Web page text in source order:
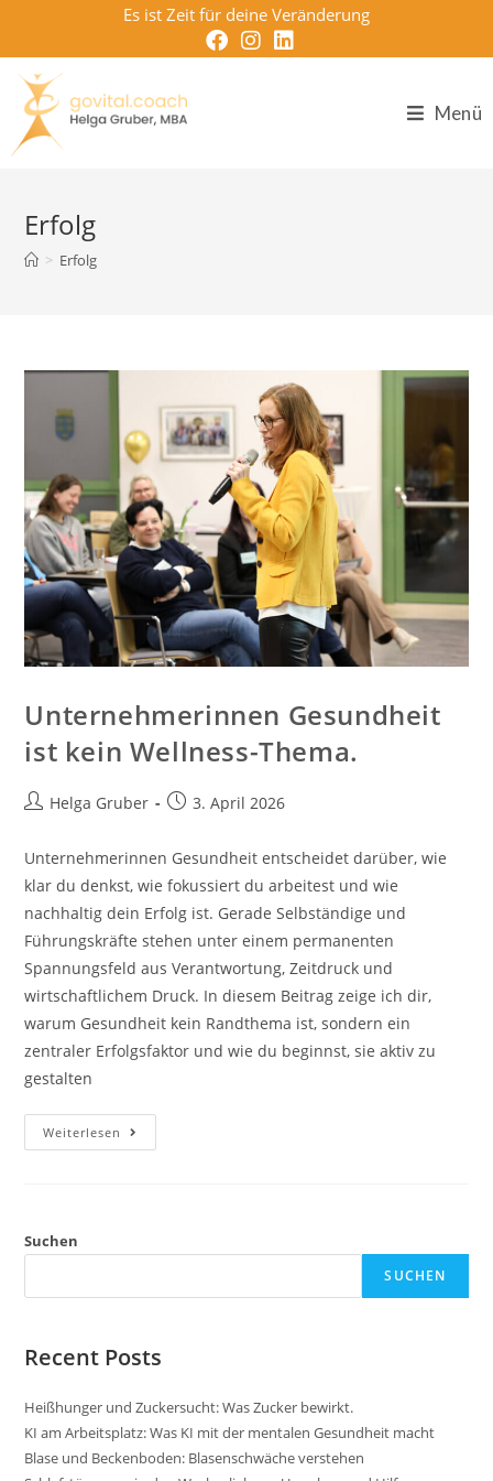
springen
Es ist Zeit für deine Veränderung
Menü
Erfolg
> Erfolg
Unternehmerinnen Gesundheit
ist kein Wellness-Thema.
Beitrags-
Helga Gruber
Beitrag3. April 2026
Unternehmerinnen Gesundheit entscheidet darüber, wie
klar du denkst, wie fokussiert du arbeitest und wie
nachhaltig dein Erfolg ist. Gerade Selbständige und
Führungskräfte stehen unter einem permanenten
Spannungsfeld aus Verantwortung, Zeitdruck und
wirtschaftlichem Druck. In diesem Beitrag zeige ich dir,
warum Gesundheit kein Randthema ist, sondern ein
zentraler Erfolgsfaktor und wie du beginnst, sie aktiv zu
gestalten
Weiterlesen Unternehmerinnen
Gesundheit
Suchen
SUCHEN
Recent Posts
Heißhunger und Zuckersucht: Was Zucker bewirkt.
KI am Arbeitsplatz: Was KI mit der mentalen Gesundheit macht
Blase und Beckenboden: Blasenschwäche verstehen